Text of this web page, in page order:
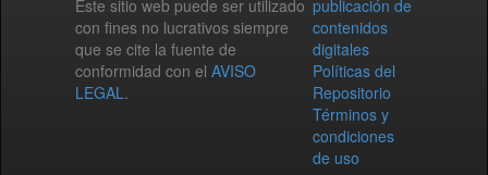
Este sitio web puede ser utilizado
con fines no lucrativos siempre
que se cite la fuente de
conformidad con el AVISO
LEGAL.
publicación de
contenidos
digitales
Políticas del
Repositorio
Términos y
condiciones
de uso